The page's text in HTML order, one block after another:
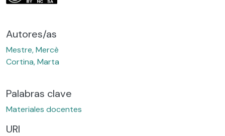
Autores/as
Mestre, Mercè
Cortina, Marta
Palabras clave
Materiales docentes
URI